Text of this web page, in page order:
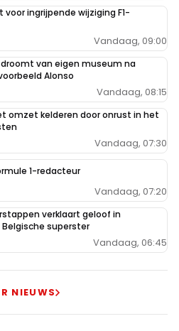
voor ingrijpende wijziging F1-
Vandaag, 09:00
van eigen museum na
Alonso
Vandaag, 08:15
omzet kelderen door onrust in het
Vandaag, 07:30
1-redacteur
Vandaag, 07:20
verklaart geloof in
superster
Vandaag, 06:45
NIEUWS